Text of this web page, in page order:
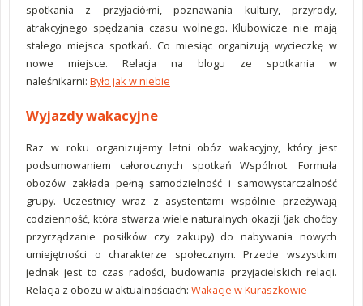
spotkania z przyjaciółmi, poznawania kultury, przyrody,
atrakcyjnego spędzania czasu wolnego. Klubowicze nie mają
stałego miejsca spotkań. Co miesiąc organizują wycieczkę w
nowe miejsce. Relacja na blogu ze spotkania w
naleśnikarni: Było jak w niebie
Wyjazdy wakacyjne
Raz w roku organizujemy letni obóz wakacyjny, który jest
podsumowaniem całorocznych spotkań Wspólnot. Formuła
obozów zakłada pełną samodzielność i samowystarczalność
grupy. Uczestnicy wraz z asystentami wspólnie przeżywają
codzienność, która stwarza wiele naturalnych okazji (jak choćby
przyrządzanie posiłków czy zakupy) do nabywania nowych
umiejętności o charakterze społecznym. Przede wszystkim
jednak jest to czas radości, budowania przyjacielskich relacji.
Relacja z obozu w aktualnościach: Wakacje w Kuraszkowie